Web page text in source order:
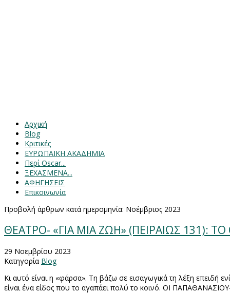
Αρχική
Blog
Κριτικές
ΕΥΡΩΠΑΙΚΗ ΑΚΑΔΗΜΙΑ
Περί Oscar...
ΞΕΧΑΣΜΕΝΑ...
ΑΦΗΓΗΣΕΙΣ
Επικοινωνία
Προβολή άρθρων κατά ημερομηνία: Νοέμβριος 2023
ΘΕΑΤΡΟ- «ΓΙΑ ΜΙΑ ΖΩΗ» (ΠΕΙΡΑΙΩΣ 131):
29 Νοεμβρίου 2023
Κατηγορία Blog
Κι αυτό είναι η «φάρσα». Τη βάζω σε εισαγωγικά τη λέξη επειδή
είναι ένα είδος που το αγαπάει πολύ το κοινό. ΟΙ